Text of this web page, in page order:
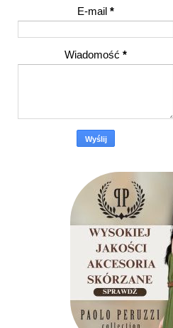
E-mail *
Wiadomość *